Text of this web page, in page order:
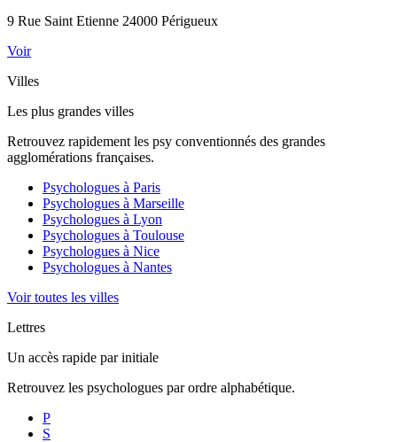
9 Rue Saint Etienne 24000 Périgueux
Voir
Villes
Les plus grandes villes
Retrouvez rapidement les psy conventionnés des grandes
agglomérations françaises.
Psychologues à Paris
Psychologues à Marseille
Psychologues à Lyon
Psychologues à Toulouse
Psychologues à Nice
Psychologues à Nantes
Voir toutes les villes
Lettres
Un accès rapide par initiale
Retrouvez les psychologues par ordre alphabétique.
P
S